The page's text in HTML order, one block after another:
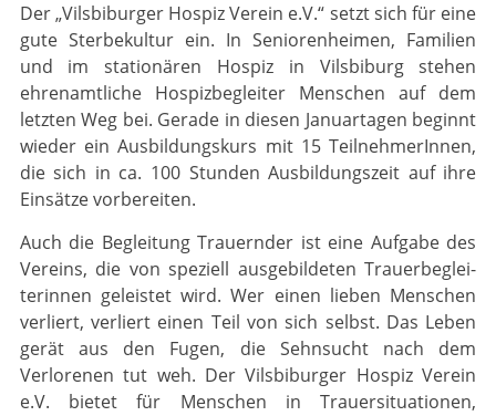
Der „Vilsbiburger Hospiz Verein e.V.“ setzt sich für eine
gute Sterbekultur ein. In Seniorenheimen, Familien
und im stationären Hospiz in Vilsbiburg stehen
ehrenamtliche Hospizbegleiter Menschen auf dem
letzten Weg bei. Gerade in diesen Januartagen beginnt
wieder ein Ausbildungskurs mit 15 Teil­neh­merInnen,
die sich in ca. 100 Stunden Ausbildungszeit auf ihre
Einsätze vorbereiten.
Auch die Begleitung Trauernder ist eine Aufgabe des
Vereins, die von speziell ausgebildeten Trauer­beglei­
terinnen geleistet wird. Wer einen lieben Menschen
verliert, verliert einen Teil von sich selbst. Das Leben
gerät aus den Fugen, die Sehnsucht nach dem
Verlorenen tut weh. Der Vilsbiburger Hospiz Verein
e.V. bietet für Menschen in Trauersituationen,